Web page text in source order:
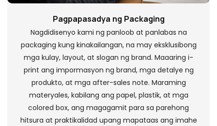
Pagpapasadya ng Packaging
Nagdidisenyo kami ng panloob at panlabas na
packaging kung kinakailangan, na may eksklusibong
mga kulay, layout, at slogan ng brand. Maaaring i-
print ang impormasyon ng brand, mga detalye ng
produkto, at mga after-sales note. Maraming
materyales, kabilang ang papel, plastik, at mga
colored box, ang magagamit para sa parehong
hitsura at praktikalidad upang mapataas ang imahe